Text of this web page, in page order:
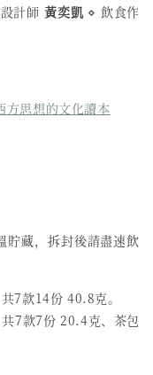
計師 黃奕凱 ⋄ 飲食作
方思想的文化讀本
貯藏，拆封後請盡速飲
7款14份 40.8克。
7款7份 20.4克、茶包